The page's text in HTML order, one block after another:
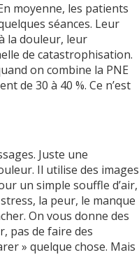
moyenne, les patients
séances. Leur
la douleur, leur
de catastrophisation.
on combine la PNE
de 30 à 40 %. Ce n’est
Juste une
Il utilise des images
un simple souffle d’air,
la peur, le manque
On vous donne des
pas de faire des
» quelque chose. Mais